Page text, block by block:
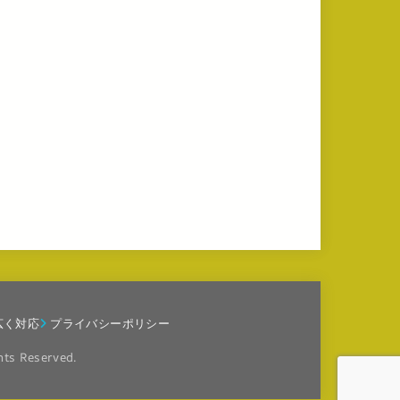
く対応 プライバシーポリシー
Reserved.